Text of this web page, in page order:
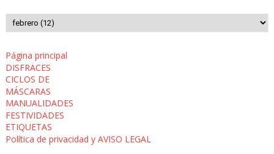
Página principal
DISFRACES
CICLOS DE
MÁSCARAS
MANUALIDADES
FESTIVIDADES
ETIQUETAS
Política de privacidad y AVISO LEGAL